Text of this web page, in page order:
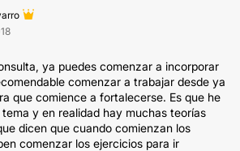
ya puedes comenzar a incorporar
comenzar a trabajar desde ya
que comience a fortalecerse. Es que he
y en realidad hay muchas teorías
dicen que cuando comienzan los
comenzar los ejercicios para ir